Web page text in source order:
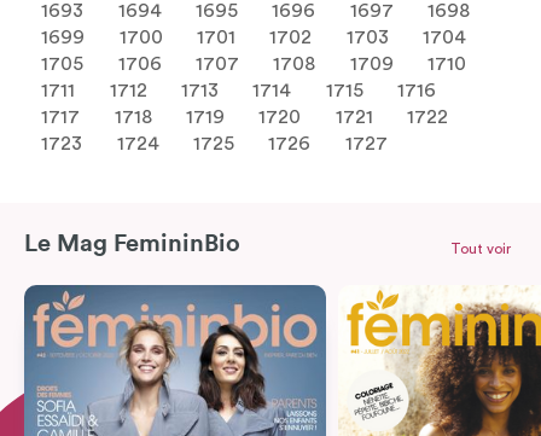
1693
1694 1695 1696 1697
1698
1699
1700 1701 1702 1703
1704
1705
1706 1707 1708 1709
1710
1711
1712 1713 1714 1715
1716
1717
1718 1719 1720 1721
1722
1723
1724 1725 1726 1727
Le Mag FemininBio Tout voir